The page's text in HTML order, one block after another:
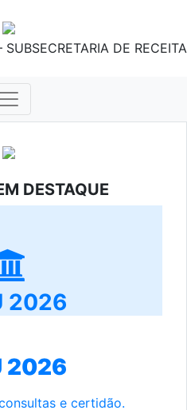
DE RECEITA
DESTAQUE
2026
2026
e certidão.